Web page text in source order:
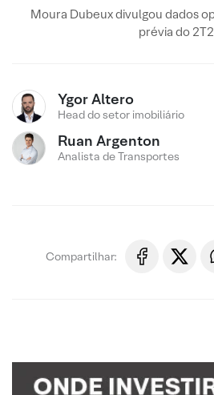
Moura Dubeux divulgou dados
prévia do
Ygor Altero
Head do setor imobiliário
Ruan Argenton
Analista de Transportes
Compartilhar: